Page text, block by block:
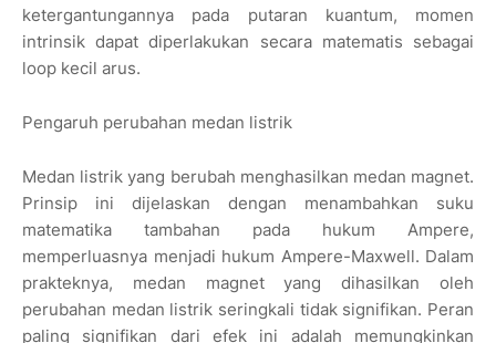
ketergantungannya pada putaran kuantum, momen
intrinsik dapat diperlakukan secara matematis sebagai
loop kecil arus.
Pengaruh perubahan medan listrik
Medan listrik yang berubah menghasilkan medan magnet.
Prinsip ini dijelaskan dengan menambahkan suku
matematika tambahan pada hukum Ampere,
memperluasnya menjadi hukum Ampere-Maxwell. Dalam
prakteknya, medan magnet yang dihasilkan oleh
perubahan medan listrik seringkali tidak signifikan. Peran
paling signifikan dari efek ini adalah memungkinkan